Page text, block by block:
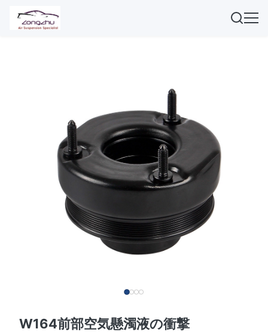
W164前部空気懸濁液の衝撃